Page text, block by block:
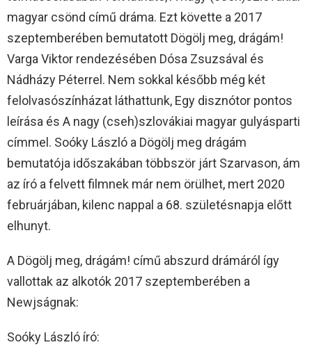
magyar csönd című dráma. Ezt követte a 2017
szeptemberében bemutatott Dögölj meg, drágám!
Varga Viktor rendezésében Dósa Zsuzsával és
Nádházy Péterrel. Nem sokkal később még két
felolvasószínházat láthattunk, Egy disznótor pontos
leírása és A nagy (cseh)szlovákiai magyar gulyásparti
címmel. Soóky László a Dögölj meg drágám
bemutatója időszakában többször járt Szarvason, ám
az író a felvett filmnek már nem örülhet, mert 2020
februárjában, kilenc nappal a 68. születésnapja előtt
elhunyt.
A Dögölj meg, drágám! című abszurd drámáról így
vallottak az alkotók 2017 szeptemberében a
Newjságnak:
Soóky László író: